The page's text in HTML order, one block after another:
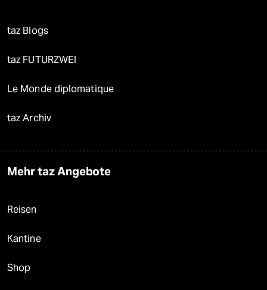
taz Blogs
taz FUTURZWEI
Le Monde diplomatique
taz Archiv
Mehr taz Angebote
Reisen
Kantine
Shop